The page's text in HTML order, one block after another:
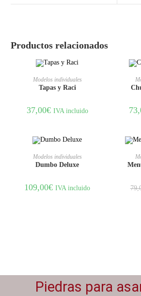
Productos relacionados
AÑADIR AL CARRITO
Modelos individuales
Tapas y Raci
37,00€ IVA incluido
AÑADIR AL CARRITO
Modelos individuales
Dumbo Deluxe
109,00€ IVA incluido
Piedras para